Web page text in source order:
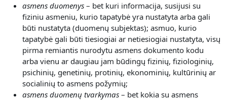
asmens duomenys – bet kuri informacija, susijusi su
fiziniu asmeniu, kurio tapatybė yra nustatyta arba gali
būti nustatyta (duomenų subjektas); asmuo, kurio
tapatybė gali būti tiesiogiai ar netiesiogiai nustatyta, visų
pirma remiantis nurodytu asmens dokumento kodu
arba vienu ar daugiau jam būdingų fizinių, fiziologinių,
psichinių, genetinių, protinių, ekonominių, kultūrinių ar
socialinių to asmens požymių;
asmens duomenų tvarkymas – bet kokia su asmens